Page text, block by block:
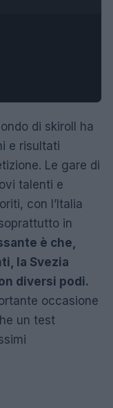
di skiroll ha
e risultati
Le gare di
talenti e
con l’Italia
in
è che,
la Svezia
diversi podi.
occasione
un test